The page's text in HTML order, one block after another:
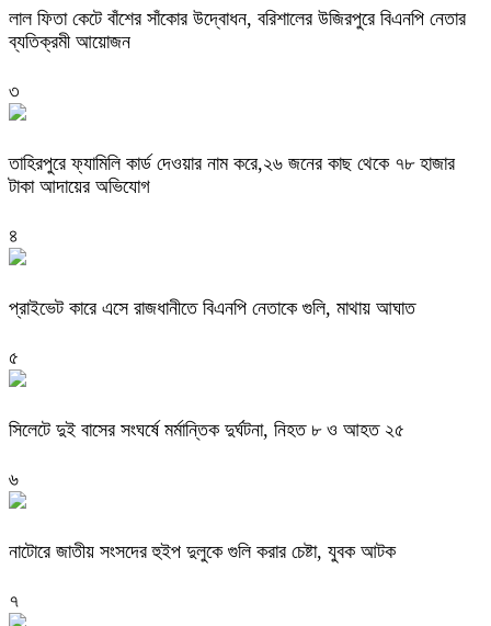
‎লাল ফিতা কেটে বাঁশের সাঁকোর উদ্বোধন, বরিশালের উজিরপুরে বিএনপি নেতার
ব্যতিক্রমী আয়োজন
৩
তাহিরপুরে ফ্যামিলি কার্ড দেওয়ার নাম করে,২৬ জনের কাছ থেকে ৭৮ হাজার
টাকা আদায়ের অভিযোগ
৪
প্রাইভেট কারে এসে রাজধানীতে বিএনপি নেতাকে গুলি, মাথায় আঘাত
৫
সিলেটে দুই বাসের সংঘর্ষে মর্মান্তিক দুর্ঘটনা, নিহত ৮ ও আহত ২৫
৬
নাটোরে জাতীয় সংসদের হুইপ দুলুকে গুলি করার চেষ্টা, যুবক আটক
৭